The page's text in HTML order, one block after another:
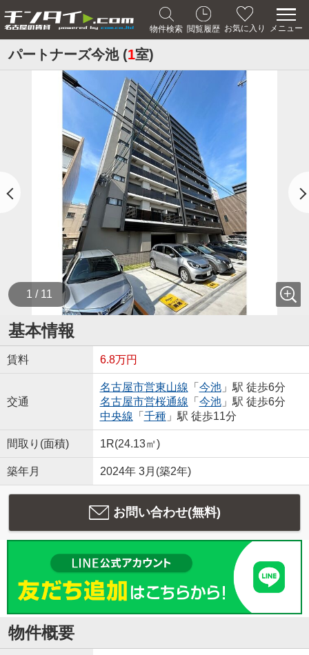
物件検索 閲覧履歴 お気に入り メニュー
パートナーズ今池 (1室)
1 / 11
基本情報
賃料 6.8万円
交通
名古屋市営東山線 「 今池」駅 徒歩6分
名古屋市営桜通線 「 今池」駅 徒歩6分
中央線 「 千種」駅 徒歩11分
間取り(面積) 1R(24.13㎡)
築年月 2024年 3月(築2年)
お問い合わせ(無料)
物件概要